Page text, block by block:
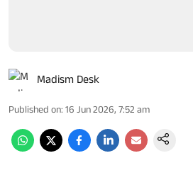
Madism Desk
Published on: 16 Jun 2026, 7:52 am